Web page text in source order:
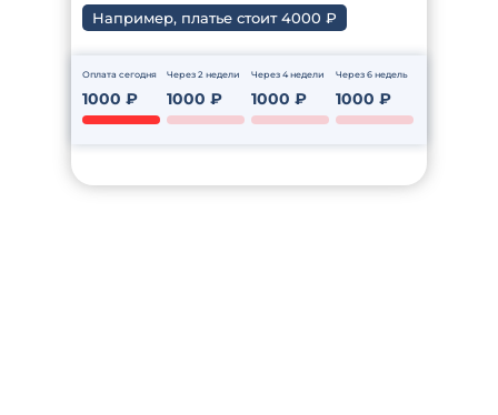
Например, платье стоит 4000 ₽
Оплата сегодня Через 2 недели Через 4 недели Через 6 недель
1000 ₽ 1000 ₽ 1000 ₽ 1000 ₽